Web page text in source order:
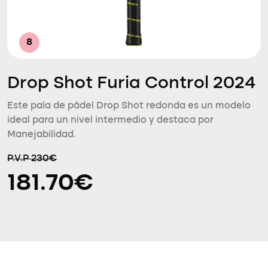
8
Drop Shot Furia Control 2024
Este pala de pádel Drop Shot redonda es un modelo
ideal para un nivel intermedio y destaca por
Manejabilidad.
P.V.P 230€
181.70€